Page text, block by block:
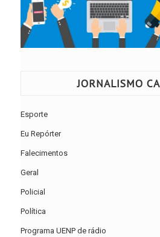
JORNALISMO
Esporte
Eu Repórter
Falecimentos
Geral
Policial
Política
Programa UENP de rádio